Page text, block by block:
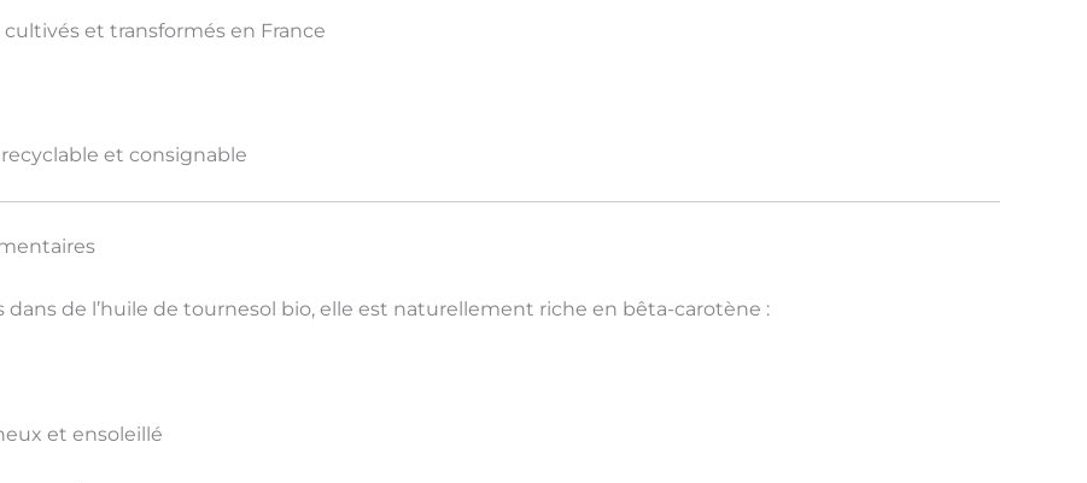
et transformés en France
et consignable
de l’huile de tournesol bio, elle est naturellement riche en bêta-carotène :
et ensoleillé